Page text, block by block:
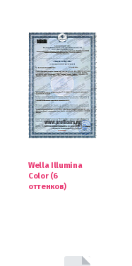
Wella Illumina
Color (6
оттенков)